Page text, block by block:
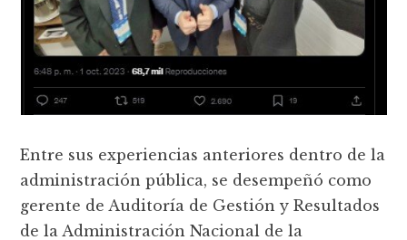
Entre sus experiencias anteriores dentro de la
administración pública, se desempeñó como
gerente de Auditoría de Gestión y Resultados
de la Administración Nacional de la